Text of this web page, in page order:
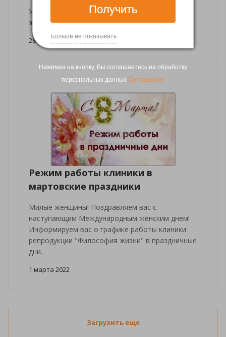
Получить
Больше не показывать
Нажимая на кнопку, Вы соглашаетесь на обработку
персональных данных Соглашение
Уважаемые клиенты! 30 марта в «Философии
жизни» будет необычный рабочий день!
28 марта 2022
Режим работы клиники в
мартовские праздники
Милые женщины! Поздравляем вас с
наступающим Международным женским днем!
Информируем вас о графике работы клиники
репродукции "Философия жизни" в праздничные
дни.
1 марта 2022
Загрузить еще